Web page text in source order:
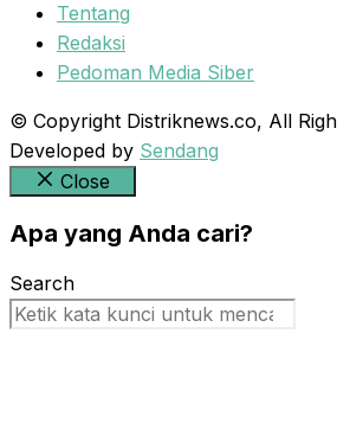
Tentang
Redaksi
Pedoman Media Siber
© Copyright Distriknews.co, All
Developed by Sendang
Close
Apa yang Anda cari?
Search